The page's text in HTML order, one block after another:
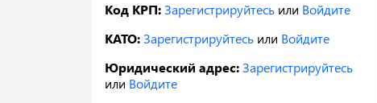
Код КРП:Зарегистрируйтесь или Войдите
КАТО:Зарегистрируйтесь или Войдите
Юридический адрес:Зарегистрируйтесь
или Войдите